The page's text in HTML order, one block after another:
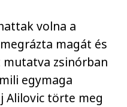
volna a
magát és
zsinórban
egymaga
Alilovic törte meg